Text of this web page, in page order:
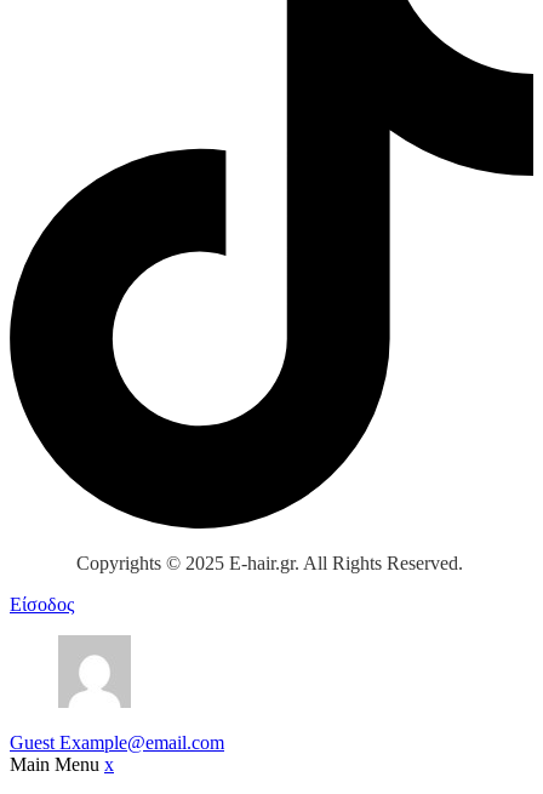
Copyrights © 2025 E-hair.gr. All Rights Reserved.
Είσοδος
Guest Example@email.com
Main Menu x